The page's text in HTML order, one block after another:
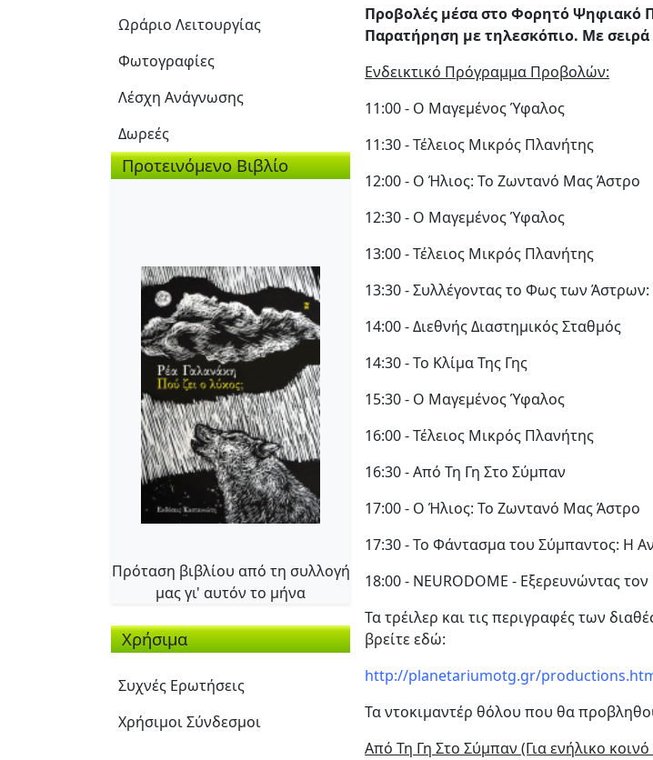
Ωράριο Λειτουργίας
Φωτογραφίες
Λέσχη Ανάγνωσης
Δωρεές
Προτεινόμενο Βιβλίο
Πρόταση βιβλίου από τη συλλογή
μας γι' αυτόν το μήνα
Χρήσιμα
Συχνές Ερωτήσεις
Χρήσιμοι Σύνδεσμοι
Προβολές μέσα στο Φορητό Ψηφιακό
Παρατήρηση με τηλεσκόπιο. Με σειρά
Ενδεικτικό Πρόγραμμα Προβολών:
11:00 - Ο Μαγεμένος Ύφαλος
11:30 - Τέλειος Μικρός Πλανήτης
12:00 - Ο Ήλιος: Το Ζωντανό Μας Άστρο
12:30 - Ο Μαγεμένος Ύφαλος
13:00 - Τέλειος Μικρός Πλανήτης
13:30 - Συλλέγοντας το Φως των
14:00 - Διεθνής Διαστημικός Σταθμός
14:30 - Το Κλίμα Της Γης
15:30 - Ο Μαγεμένος Ύφαλος
16:00 - Τέλειος Μικρός Πλανήτης
16:30 - Από Τη Γη Στο Σύμπαν
17:00 - Ο Ήλιος: Το Ζωντανό Μας Άστρο
17:30 - Το Φάντασμα του Σύμπαντος: Η
18:00 - NEURODOME - Εξερευνώντας
Τα τρέιλερ και τις περιγραφές των
βρείτε εδώ:
http://planetariumotg.gr/
Τα ντοκιμαντέρ θόλου που θα
Από Τη Γη Στο Σύμπαν (Για ενήλικο κοινό